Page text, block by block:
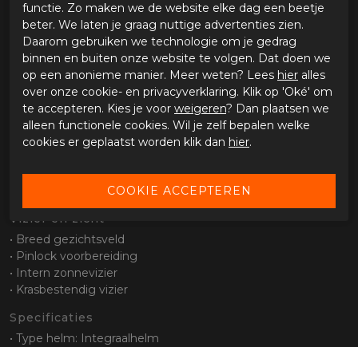
• Comfortabele pasvorm voor dagelijks en sportief gebruik
• Uitneembare en wasbare binnenvoering
• Geschikt voor korte en langere ritten
Ventilatie
• Efficiënt ventilatiesysteem
• Goede luchtcirculatie voor extra comfort
Pasvorm en systeem
• Lichtgewicht constructie
• Stabiel en comfortabel bij hogere snelheden
Vizier en zicht
• Breed gezichtsveld
• Pinlock voorbereiding
• Intern zonnevizier
• Krasbestendig vizier
Specificaties
• Type helm: Integraalhelm
functie. Zo maken we de website elke dag een beetje
beter. We laten je graag nuttige advertenties zien.
Daarom gebruiken we technologie om je gedrag
binnen en buiten onze website te volgen. Dat doen we
op een anonieme manier. Meer weten? Lees hier alles
over onze cookie- en privacyverklaring. Klik op 'Oké' om
te accepteren. Kies je voor weigeren? Dan plaatsen we
alleen functionele cookies. Wil je zelf bepalen welke
cookies er geplaatst worden klik dan hier.